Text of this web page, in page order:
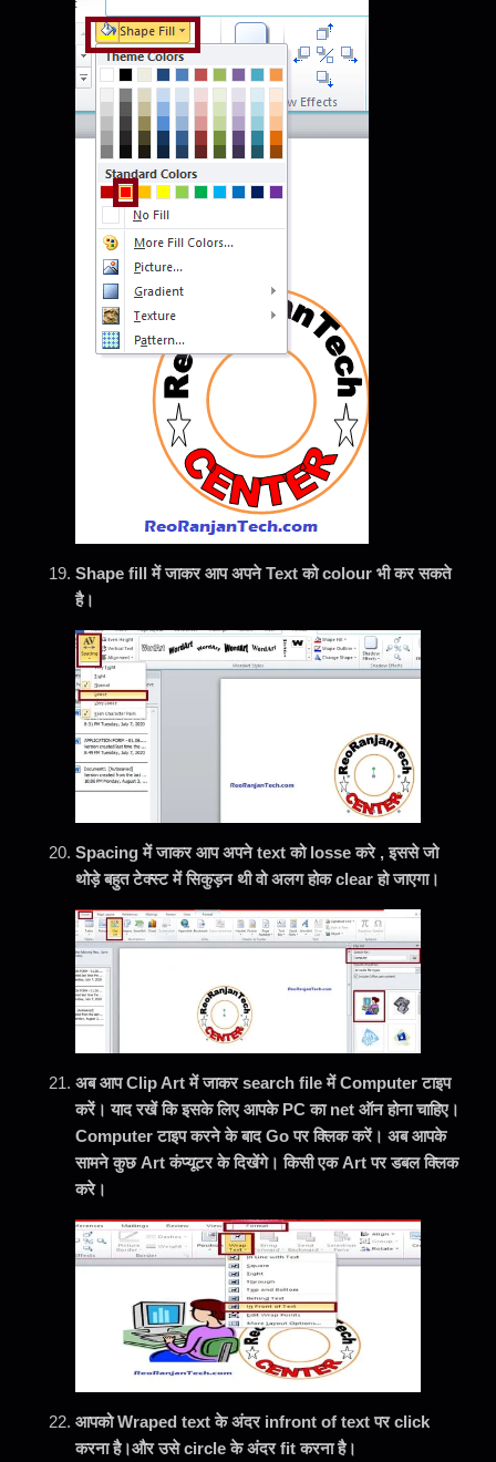
Shape fill में जाकर आप अपने Text को colour भी कर सकते
है।
Spacing में जाकर आप अपने text को losse करे , इससे जो
थोड़े बहुत टेक्स्ट में सिकुड़न थी वो अलग होक clear हो जाएगा।
अब आप Clip Art में जाकर search file में Computer टाइप
करें। याद रखें कि इसके लिए आपके PC का net ऑन होना चाहिए।
Computer टाइप करने के बाद Go पर क्लिक करें। अब आपके
सामने कुछ Art कंप्यूटर के दिखेंगे। किसी एक Art पर डबल क्लिक
करे।
आपको Wraped text के अंदर infront of text पर click
करना है।और उसे circle के अंदर fit करना है।